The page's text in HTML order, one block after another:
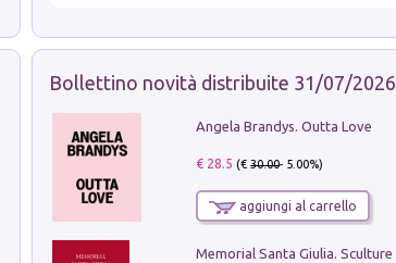
Bollettino novità distribuite 31/07/2026
Angela Brandys. Outta Love
€ 28.5 (€30.00- 5.00%)
aggiungi al carrello